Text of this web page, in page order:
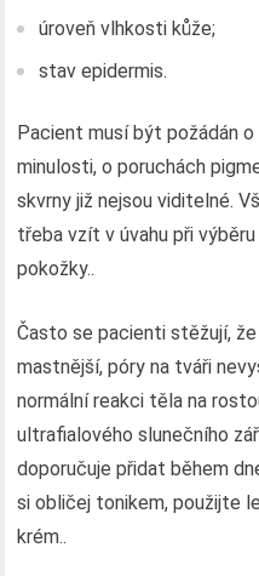
úroveň vlhkosti kůže;
stav epidermis.
Pacient musí být požádán
minulosti, o poruchách
skvrny již nejsou viditelné.
třeba vzít v úvahu při
pokožky..
Často se pacienti stěžují,
mastnější, póry na tváři
normální reakci těla na
ultrafialového slunečního
doporučuje přidat během
si obličej tonikem, použijte
krém..